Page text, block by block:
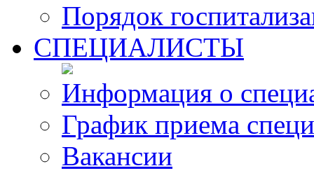
Порядок
СПЕЦИАЛИСТЫ
Информация о
График приема
Вакансии